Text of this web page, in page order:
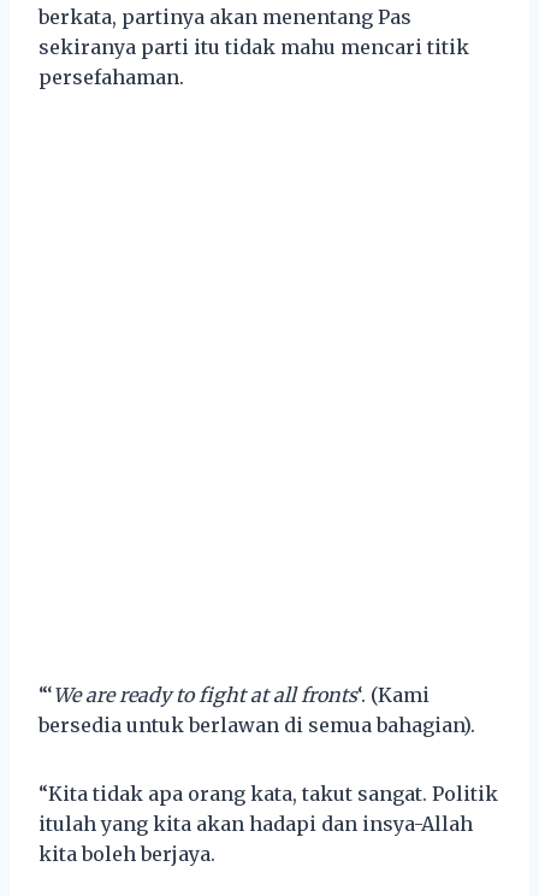
berkata, partinya akan menentang Pas
sekiranya parti itu tidak mahu mencari titik
persefahaman.
“‘We are ready to fight at all fronts‘. (Kami
bersedia untuk berlawan di semua bahagian).
“Kita tidak apa orang kata, takut sangat. Politik
itulah yang kita akan hadapi dan insya-Allah
kita boleh berjaya.